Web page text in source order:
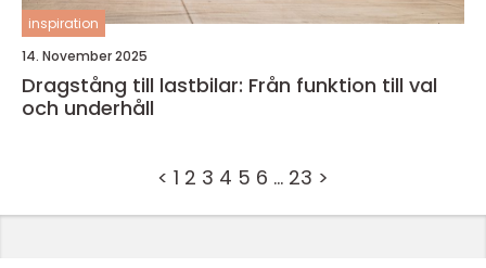
inspiration
14. November 2025
Dragstång till lastbilar: Från funktion till val
och underhåll
< 1 2 3 4 5 6 … 23 >